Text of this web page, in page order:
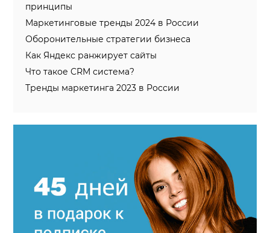
принципы
Маркетинговые тренды 2024 в России
Оборонительные стратегии бизнеса
Как Яндекс ранжирует сайты
Что такое CRM система?
Тренды маркетинга 2023 в России